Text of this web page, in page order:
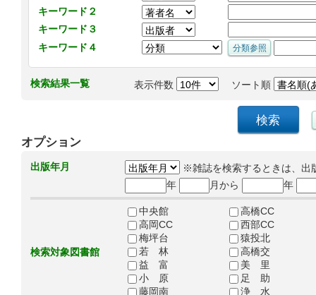
キーワード２
キーワード３
キーワード４
検索結果一覧 表示件数 ソート順
オプション
出版年月
※雑誌を検索するときは、出
年
月から 年
検索対象図書館
中央館
高橋CC
高岡CC
西部CC
梅坪台
猿投北
若 林
高橋交
益 富
美 里
小 原
足 助
藤岡南
浄 水